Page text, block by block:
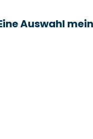
Auswahl